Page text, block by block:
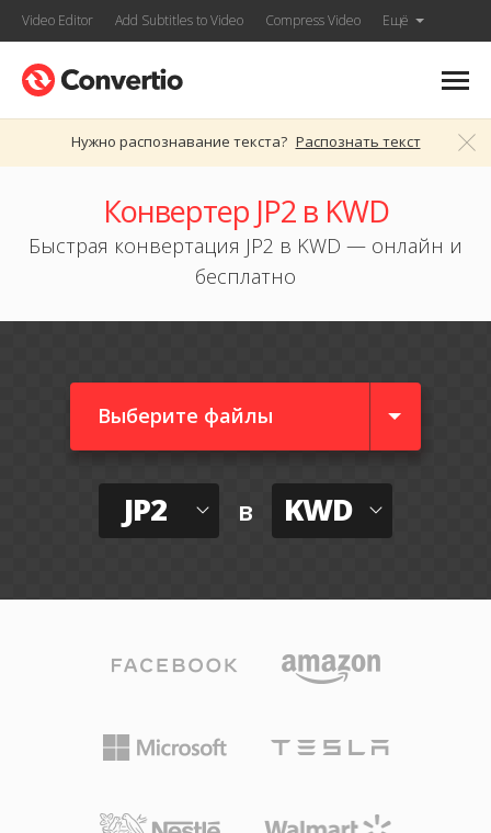
Video Editor Add Subtitles to Video Compress Video Ещё
Нужно распознавание текста? Распознать текст
Конвертер JP2 в KWD
Быстрая конвертация JP2 в KWD — онлайн и
бесплатно
Выберите файлы
JP2 в KWD